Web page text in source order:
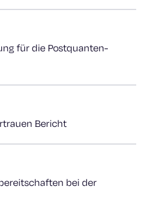
für die Postquanten-
Bericht
bei der